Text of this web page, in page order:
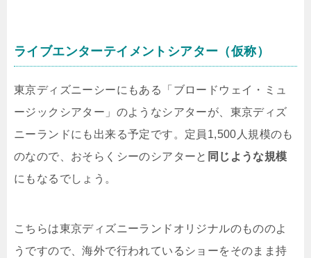
ライブエンターテイメントシアター（仮称）
東京ディズニーシーにもある「ブロードウェイ・ミュ
ージックシアター」のようなシアターが、東京ディズ
ニーランドにも出来る予定です。定員1,500人規模のも
のなので、おそらくシーのシアターと 同じような規模
にもなるでしょう。
こちらは東京ディズニーランドオリジナルのもののよ
うですので、海外で行われているショーをそのまま持